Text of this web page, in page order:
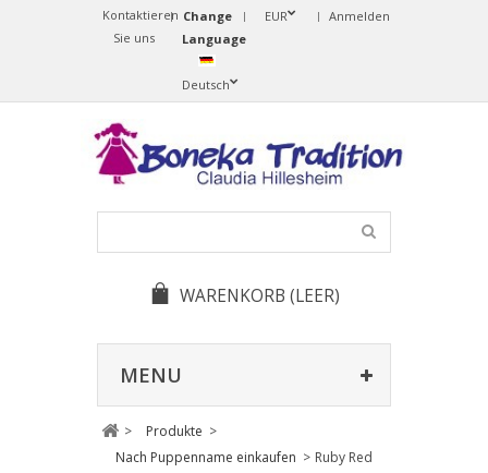
Anmelden
EUR
Change
Language
Deutsch
Kontaktieren
Sie uns
WARENKORB (LEER)
MENU
> Produkte >
Nach Puppenname einkaufen > Ruby Red